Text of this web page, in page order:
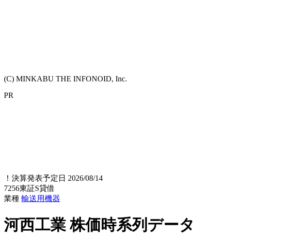
(C) MINKABU THE INFONOID, Inc.
PR
！ 決算発表予定日 2026/08/14
7256東証S貸借
業種 輸送用機器
河西工業株価時系列データ